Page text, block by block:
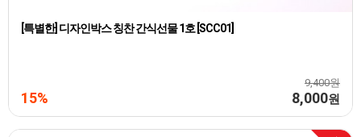
[특별한] 디자인박스 칭찬 간식선물 1호 [SCC01]
9,400원
15% 8,000원